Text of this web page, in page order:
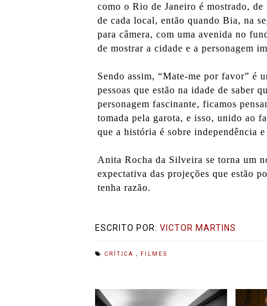
como o Rio de Janeiro é mostrado,
de cada local, então quando Bia, na
para câmera, com uma avenida no
de mostrar a cidade e a personagem
Sendo assim, “Mate-me por favor” é
pessoas que estão na idade de saber
personagem fascinante, ficamos
tomada pela garota, e isso, unido ao
que a história é sobre independência
Anita Rocha da Silveira se torna um
expectativa das projeções que estão
tenha razão.
ESCRITO POR: VICTOR MARTINS
CRÍTICA FILMES